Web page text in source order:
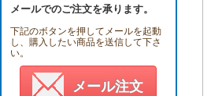
メールでのご注文を承ります。
下記のボタンを押してメールを起動
し、購入したい商品を送信して下さ
い。
メール注文